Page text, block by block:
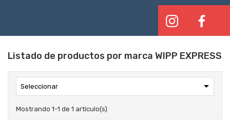
Listado de productos por marca WIPP EXPRESS
Seleccionar 
Mostrando 1-1 de 1 artículo(s)